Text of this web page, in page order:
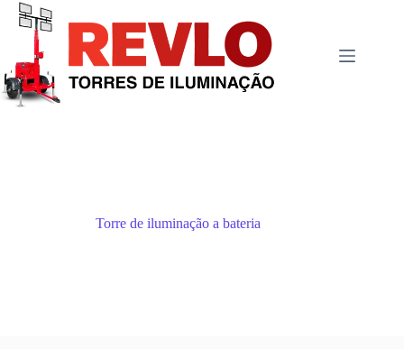
Pular
para
conteúdo
Torre de iluminação a bateria